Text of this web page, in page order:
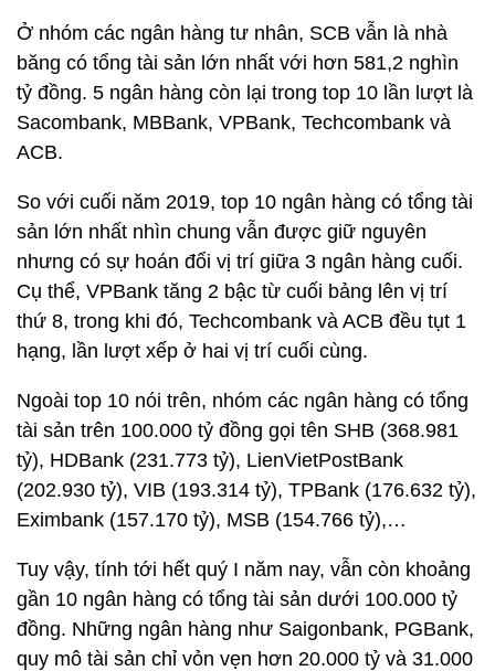
Ở nhóm các ngân hàng tư nhân, SCB vẫn là nhà
băng có tổng tài sản lớn nhất với hơn 581,2 nghìn
tỷ đồng. 5 ngân hàng còn lại trong top 10 lần lượt là
Sacombank, MBBank, VPBank, Techcombank và
ACB.
So với cuối năm 2019, top 10 ngân hàng có tổng tài
sản lớn nhất nhìn chung vẫn được giữ nguyên
nhưng có sự hoán đổi vị trí giữa 3 ngân hàng cuối.
Cụ thể, VPBank tăng 2 bậc từ cuối bảng lên vị trí
thứ 8, trong khi đó, Techcombank và ACB đều tụt 1
hạng, lần lượt xếp ở hai vị trí cuối cùng.
Ngoài top 10 nói trên, nhóm các ngân hàng có tổng
tài sản trên 100.000 tỷ đồng gọi tên SHB (368.981
tỷ), HDBank (231.773 tỷ), LienVietPostBank
(202.930 tỷ), VIB (193.314 tỷ), TPBank (176.632 tỷ),
Eximbank (157.170 tỷ), MSB (154.766 tỷ),…
Tuy vậy, tính tới hết quý I năm nay, vẫn còn khoảng
gần 10 ngân hàng có tổng tài sản dưới 100.000 tỷ
đồng. Những ngân hàng như Saigonbank, PGBank,
quy mô tài sản chỉ vỏn vẹn hơn 20.000 tỷ và 31.000